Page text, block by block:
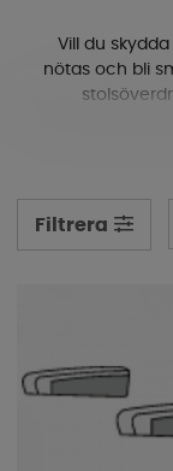
Vill du
nötas och bli
du är ute efter
på fårskinn
Filtrera